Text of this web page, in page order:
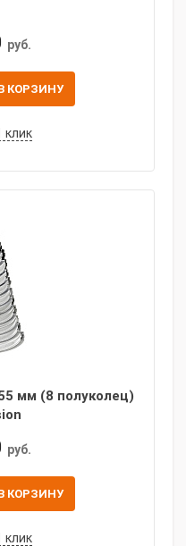
руб.
КОРЗИНУ
клик
мм (8 полуколец)
руб.
КОРЗИНУ
клик